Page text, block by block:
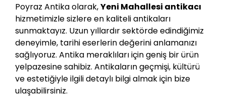
Poyraz Antika olarak,Yeni Mahallesi antikacı
hizmetimizle sizlere en kaliteli antikaları
sunmaktayız. Uzun yıllardır sektörde edindiğimiz
deneyimle, tarihi eserlerin değerini anlamanızı
sağlıyoruz. Antika meraklıları için geniş bir ürün
yelpazesine sahibiz. Antikaların geçmişi, kültürü
ve estetiğiyle ilgili detaylı bilgi almak için bize
ulaşabilirsiniz.